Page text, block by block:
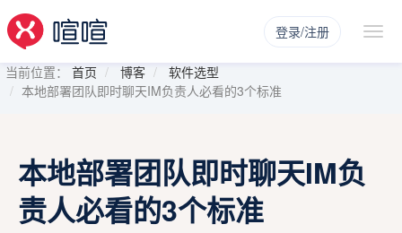
登录/注册
当前位置： 首页 博客
软件选型
本地部署团队即时聊天IM负责人必看的3个标准
本地部署团队即时聊天IM负
责人必看的3个标准